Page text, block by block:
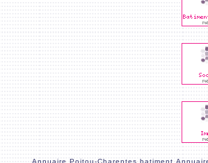
Annuaire Poitou-Charentes batiment